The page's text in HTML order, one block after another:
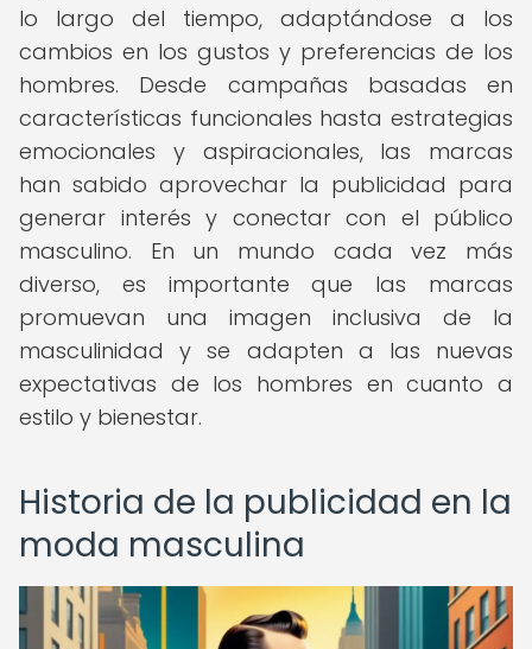
lo largo del tiempo, adaptándose a los
cambios en los gustos y preferencias de los
hombres. Desde campañas basadas en
características funcionales hasta estrategias
emocionales y aspiracionales, las marcas
han sabido aprovechar la publicidad para
generar interés y conectar con el público
masculino. En un mundo cada vez más
diverso, es importante que las marcas
promuevan una imagen inclusiva de la
masculinidad y se adapten a las nuevas
expectativas de los hombres en cuanto a
estilo y bienestar.
Historia de la publicidad en la
moda masculina